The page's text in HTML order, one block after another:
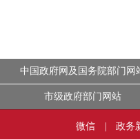
中国政府网及国务院部门网
市级政府部门网站
微信 政务